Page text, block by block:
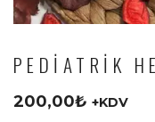
PEDIATRIK
200,00₺ +KDV